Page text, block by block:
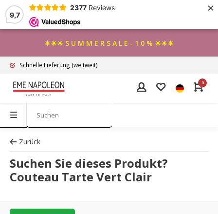
9,7
2377 Reviews ×
☀☀☀ S U M M E R S A L E - 1 0 % ☀☀☀
Schnelle Lieferung (weltweit)
0
Zurück
Suchen Sie dieses Produkt?
Couteau Tarte Vert Clair